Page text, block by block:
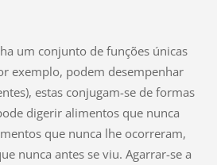
um conjunto de funções únicas
exemplo, podem desempenhar
estas conjugam-se de formas
digerir alimentos que nunca
que nunca lhe ocorreram,
nunca antes se viu. Agarrar-se a